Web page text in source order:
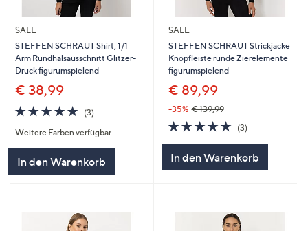
SALE
STEFFEN SCHRAUT Shirt, 1/1
Arm Rundhalsausschnitt Glitzer-
Druck figurumspielend
€ 38,99
5.0
von
5
(3)
Weitere Farben verfügbar
In den Warenkorb
SALE
STEFFEN SCHRAUT Strickjacke
Knopfleiste runde Zierelemente
figurumspielend
€ 89,99
-35% € 139,99
5.0
von
(3)3
In den Warenkorb